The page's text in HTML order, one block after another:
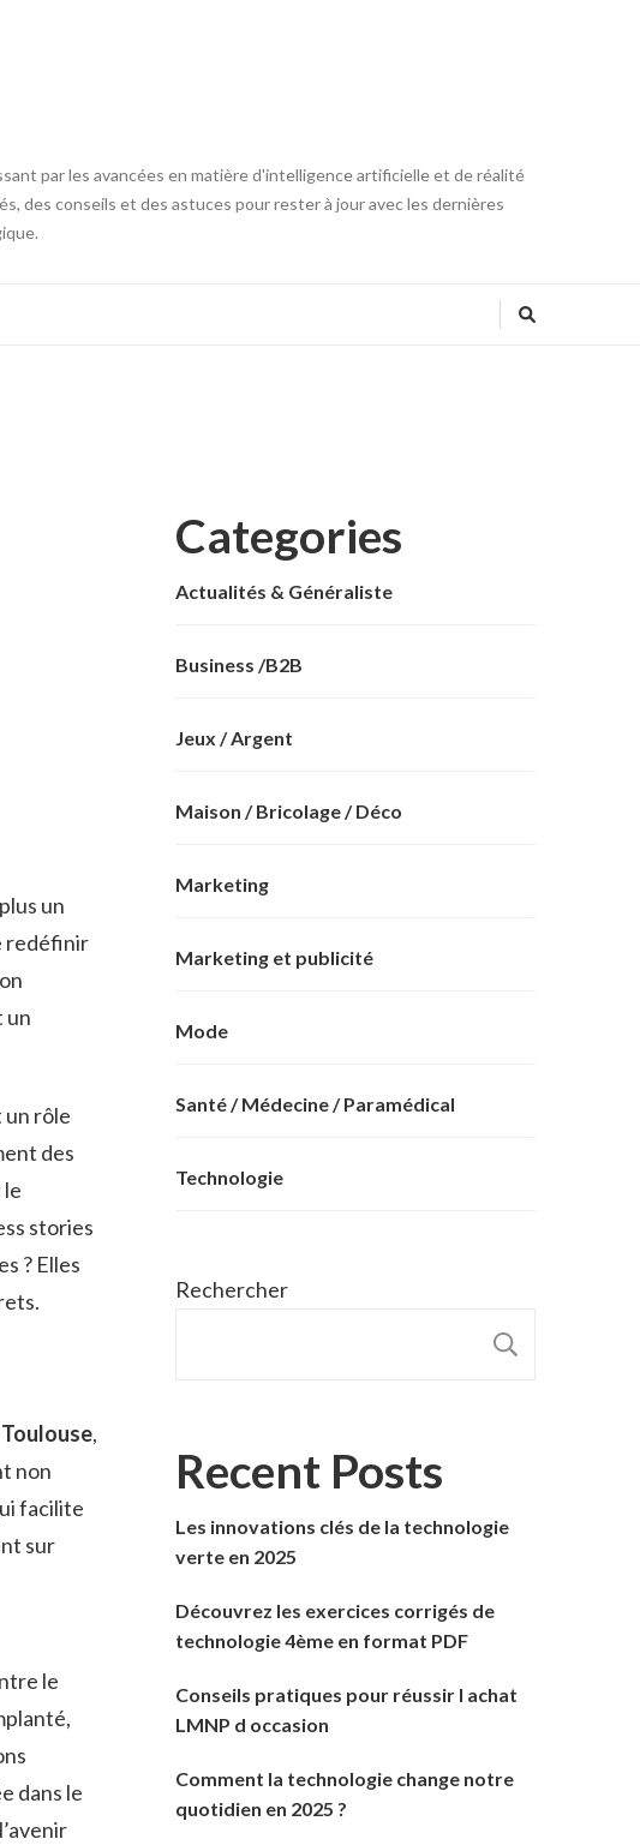
par les avancées en matière d'intelligence artificielle et de réalité
des conseils et des astuces pour rester à jour avec les dernières
un
redéfinir
un
un rôle
des
le
stories
? Elles
,
non
facilite
sur
le
dans le
Categories
Actualités & Généraliste
Business /B2B
Jeux / Argent
Maison / Bricolage / Déco
Marketing
Marketing et publicité
Mode
Santé / Médecine / Paramédical
Technologie
Rechercher
Recent Posts
Les innovations clés de la technologie
verte en 2025
Découvrez les exercices corrigés de
technologie 4ème en format PDF
Conseils pratiques pour réussir l achat
LMNP d occasion
Comment la technologie change notre
quotidien en 2025 ?